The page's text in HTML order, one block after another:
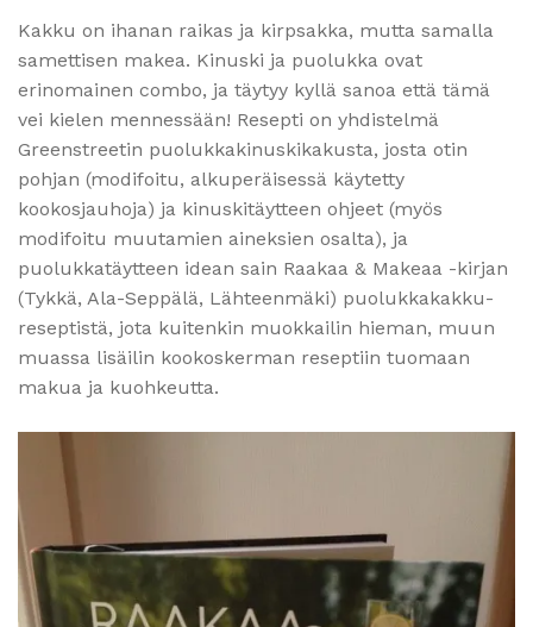
Kakku on ihanan raikas ja kirpsakka, mutta samalla
samettisen makea. Kinuski ja puolukka ovat
erinomainen combo, ja täytyy kyllä sanoa että tämä
vei kielen mennessään! Resepti on yhdistelmä
Greenstreetin puolukkakinuskikakusta, josta otin
pohjan (modifoitu, alkuperäisessä käytetty
kookosjauhoja) ja kinuskitäytteen ohjeet (myös
modifoitu muutamien aineksien osalta), ja
puolukkatäytteen idean sain Raakaa & Makeaa -kirjan
(Tykkä, Ala-Seppälä, Lähteenmäki) puolukkakakku-
reseptistä, jota kuitenkin muokkailin hieman, muun
muassa lisäilin kookoskerman reseptiin tuomaan
makua ja kuohkeutta.